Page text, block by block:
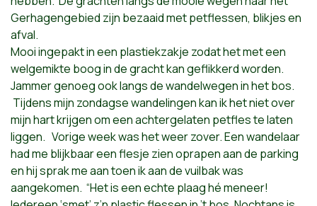
Gerhagengebied zijn bezaaid met petflessen, blikjes en
afval.
Mooi ingepakt in een plastiekzakje zodat het met een
welgemikte boog in de gracht kan geflikkerd worden.
Jammer genoeg ook langs de wandelwegen in het bos.
Tijdens mijn zondagse wandelingen kan ik het niet over
mijn hart krijgen om een achtergelaten petfles te laten
liggen. Vorige week was het weer zover. Een wandelaar
had me blijkbaar een flesje zien oprapen aan de parking
en hij sprak me aan toen ik aan de vuilbak was
aangekomen. “Het is een echte plaag hé meneer!